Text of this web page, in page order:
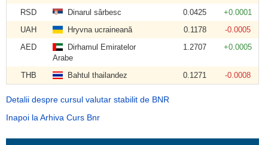
RSD
Dinarul sârbesc 0.0425
+0.0001
UAH
Hryvna ucraineană 0.1178
-0.0005
AED
Dirhamul Emiratelor
Arabe
1.2707 +0.0005
THB Bahtul thailandez 0.1271 -0.0008
Detalii despre cursul valutar stabilit de BNR
Inapoi la Arhiva Curs Bnr